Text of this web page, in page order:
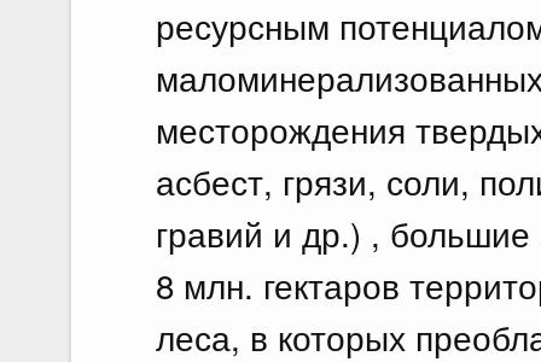
ресурсным
месторождения
асбест, грязи, соли,
гравий и др.) ,
8 млн. гектаров
леса, в которых